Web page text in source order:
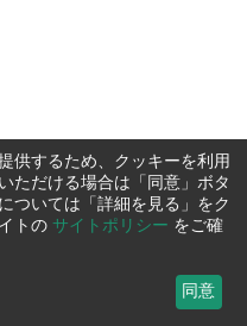
供するため、クッキーを利用
ただける場合は「同意」ボタ
ついては「詳細を見る」をク
トの サイトポリシー をご確
同意